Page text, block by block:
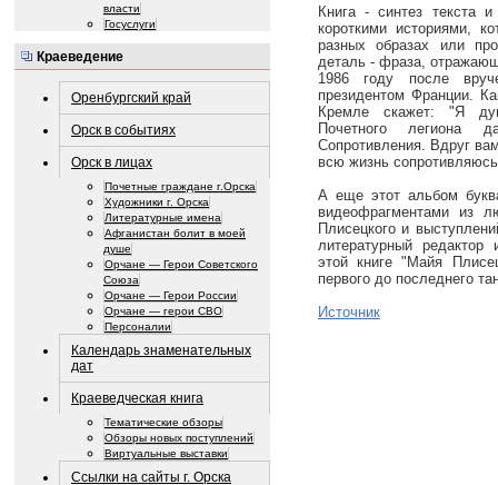
власти
Госуслуги
Краеведение
Оренбургский край
Орск в событиях
Орск в лицах
Почетные граждане г.Орска
Художники г. Орска
Литературные имена
Афганистан болит в моей
душе
Орчане — Герои Советского
Союза
Орчане — Герои России
Орчане — герои СВО
Персоналии
Календарь знаменательных
дат
Краеведческая книга
Тематические обзоры
Обзоры новых поступлений
Виртуальные выставки
Ссылки на сайты г. Орска
Книга - синтез текста
короткими историями,
разных образах или
деталь - фраза,
1986 году после
президентом Франции.
Кремле скажет: "Я
Почетного легиона
Сопротивления. Вдруг
всю жизнь
А еще этот альбом
видеофрагментами из
Плисецкого и
литературный
этой книге "Майя
первого до последнего
Источник